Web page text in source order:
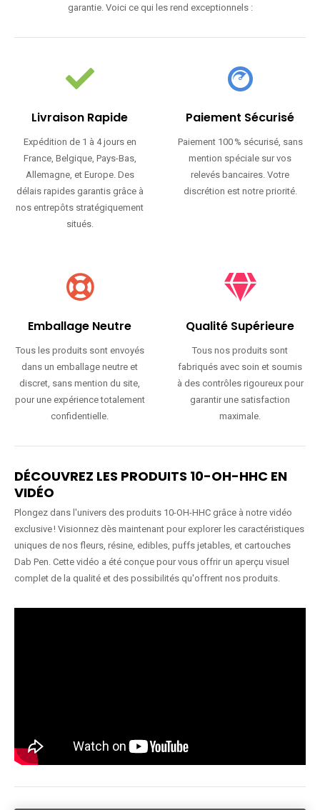
garantie. Voici ce qui les rend exceptionnels :
Livraison Rapide
Expédition de 1 à 4 jours en
France, Belgique, Pays-Bas,
Allemagne, et Europe. Des
délais rapides garantis grâce à
nos entrepôts stratégiquement
situés.
Paiement Sécurisé
Paiement 100 % sécurisé, sans
mention spéciale sur vos
relevés bancaires. Votre
discrétion est notre priorité.
Emballage Neutre
Tous les produits sont envoyés
dans un emballage neutre et
discret, sans mention du site,
pour une expérience totalement
confidentielle.
Qualité Supérieure
Tous nos produits sont
fabriqués avec soin et soumis
à des contrôles rigoureux pour
garantir une satisfaction
maximale.
DÉCOUVREZ LES PRODUITS 10-OH-HHC EN
VIDÉO
Plongez dans l'univers des produits 10-OH-HHC grâce à notre vidéo
exclusive ! Visionnez dès maintenant pour explorer les caractéristiques
uniques de nos fleurs, résine, edibles, puffs jetables, et cartouches
Dab Pen. Cette vidéo a été conçue pour vous offrir un aperçu visuel
complet de la qualité et des possibilités qu'offrent nos produits.